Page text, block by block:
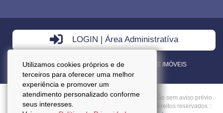
Utilizamos cookies próprios e de
terceiros para oferecer uma melhor
experiência e promover um
atendimento personalizado conforme
seus interesses.
LOGIN | Área Administratíva
VENDA - LOCAÇÃO - ADMINISTRAÇÃO DE IMÓVEIS
Preços mencionados neste site estão sujeitos a alteração sem aviso prévio.
Copyright © 2026 - Kasa Prestige Imoveis :: Todos os direitos reservados ::